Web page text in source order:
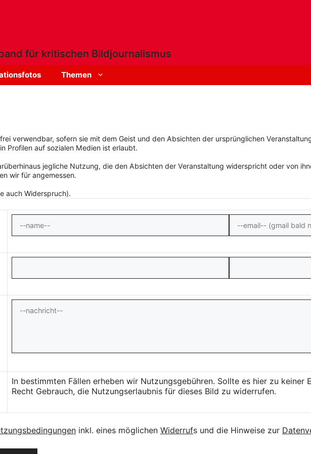
für kritischen Bildjournalismus
Themen
verwendbar, sofern sie mit dem Geist und den Absichten der ursprünglichen
Profilen auf sozialen Medien ist erlaubt.
jegliche Nutzung, die den Absichten der Veranstaltung widerspricht oder von
wir für angemessen.
auch Widerspruch).
In bestimmten Fällen erheben wir Nutzungsgebühren. Sollte es hier zu keiner
Recht Gebrauch, die Nutzungserlaubnis für dieses Bild zu widerrufen.
inkl. eines möglichen Widerrufs und die Hinweise zur